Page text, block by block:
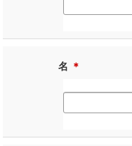
名 ＊